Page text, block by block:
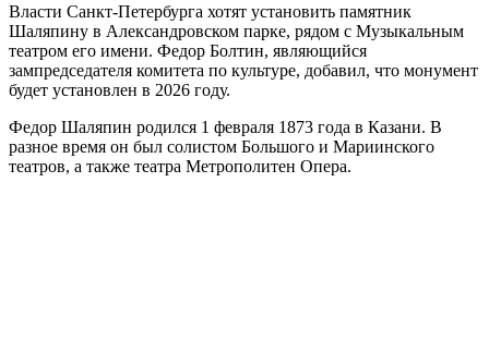
Власти Санкт-Петербурга хотят установить памятник
Шаляпину в Александровском парке, рядом с Музыкальным
театром его имени. Федор Болтин, являющийся
зампредседателя комитета по культуре, добавил, что монумент
будет установлен в 2026 году.
Федор Шаляпин родился 1 февраля 1873 года в Казани. В
разное время он был солистом Большого и Мариинского
театров, а также театра Метрополитен Опера.